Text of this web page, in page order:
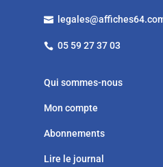

 05 59 27 37 03
Qui sommes-nous
Mon compte
Abonnements
Lire le journal